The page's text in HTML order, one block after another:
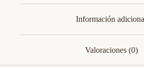
Información
Valoraciones (0)